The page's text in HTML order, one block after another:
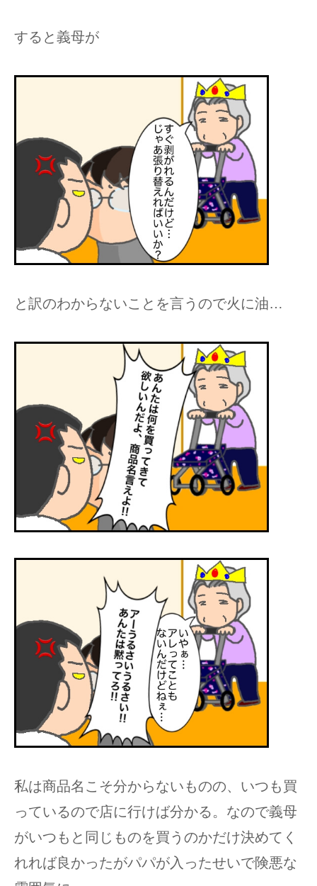
すると義母が
と訳のわからないことを言うので火に油…
私は商品名こそ分からないものの、いつも買
っているので店に行けば分かる。なので義母
がいつもと同じものを買うのかだけ決めてく
れれば良かったがパパが入ったせいで険悪な